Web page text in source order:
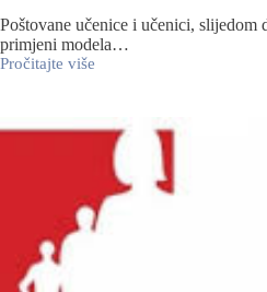
Poštovane učenice i učenici, slijedom
primjeni modela…
Pročitajte više